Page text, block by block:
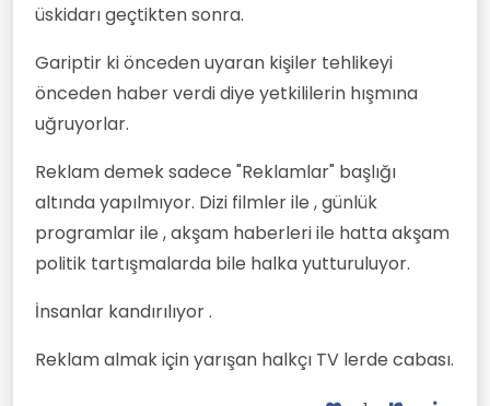
üskidarı geçtikten sonra.
Gariptir ki önceden uyaran kişiler tehlikeyi
önceden haber verdi diye yetkililerin hışmına
uğruyorlar.
Reklam demek sadece "Reklamlar" başlığı
altında yapılmıyor. Dizi filmler ile , günlük
programlar ile , akşam haberleri ile hatta akşam
politik tartışmalarda bile halka yutturuluyor.
İnsanlar kandırılıyor .
Reklam almak için yarışan halkçı TV lerde cabası.